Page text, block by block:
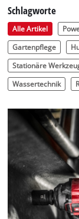
Schlagworte
Alle Artikel
Gartenpflege
Stationäre
Wassertechnik